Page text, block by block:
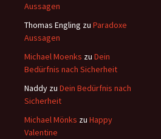
Aussagen
Thomas Engling zu Paradoxe
Aussagen
Michael Moenks zu Dein
Bedürfnis nach Sicherheit
Naddy zu Dein Bedürfnis nach
Sicherheit
Michael Mönks zu Happy
Valentine